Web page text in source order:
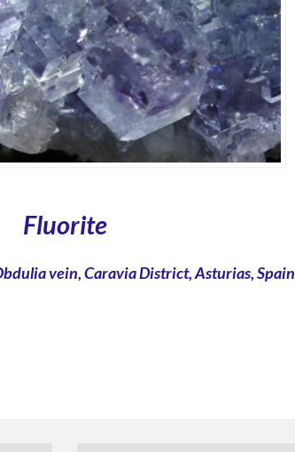
Fluorite
vein, Caravia District, Asturias, Spain